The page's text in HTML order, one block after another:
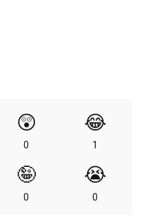
😲
0
😂
1
🤪
0
😭
0